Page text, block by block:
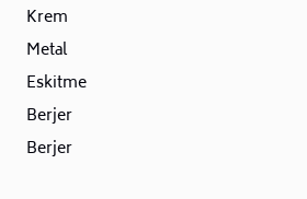
Krem
Metal
Eskitme
Berjer
Berjer